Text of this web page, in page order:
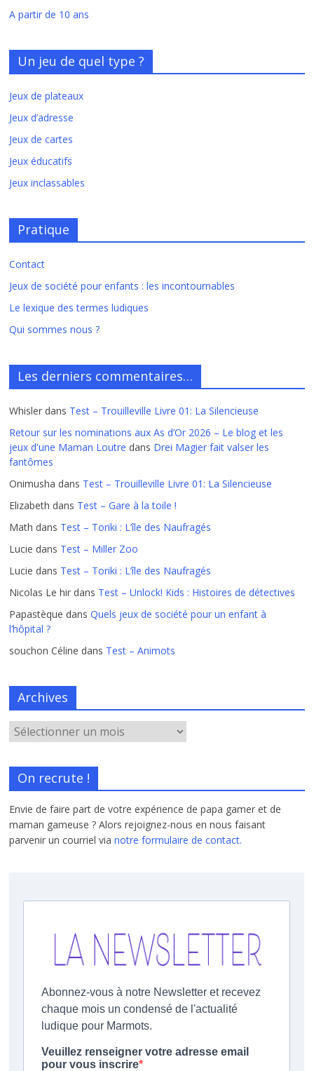
A partir de 10 ans
Un jeu de quel type ?
Jeux de plateaux
Jeux d’adresse
Jeux de cartes
Jeux éducatifs
Jeux inclassables
Pratique
Contact
Jeux de société pour enfants : les incontournables
Le lexique des termes ludiques
Qui sommes nous ?
Les derniers commentaires…
Whisler dans Test – Trouilleville Livre 01: La Silencieuse
Retour sur les nominations aux As d’Or 2026 – Le blog et les
jeux d'une Maman Loutre dans Drei Magier fait valser les
fantômes
Onimusha dans Test – Trouilleville Livre 01: La Silencieuse
Elizabeth dans Test – Gare à la toile !
Math dans Test – Toriki : L’île des Naufragés
Lucie dans Test – Miller Zoo
Lucie dans Test – Toriki : L’île des Naufragés
Nicolas Le hir dans Test – Unlock! Kids : Histoires de détectives
Papastèque dansQuels jeux de société pour un enfant à
l’hôpital ?
souchon Céline dans Test – Animots
Archives
On recrute !
Envie de faire part de votre expérience de papa gamer et de
maman gameuse ? Alors rejoignez-nous en nous faisant
parvenir un courriel vianotre formulaire de contact.